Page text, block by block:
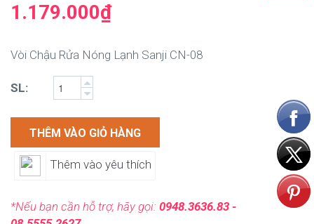
1.179.000₫
Vòi Chậu Rửa Nóng Lạnh Sanji CN-08
SL:
THÊM VÀO GIỎ HÀNG
Thêm vào yêu thích
*Nếu bạn cần hỗ trợ, hãy gọi: 0948.3636.83 -